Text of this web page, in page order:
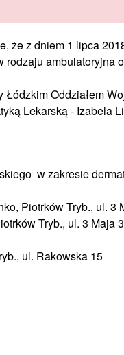
że z dniem 1 lipca
rodzaju ambulatoryjna
Oddziałem
Lekarską - Izabela
w zakresie
Piotrków Tryb., ul. 3
Tryb., ul. 3 Maja
ul. Rakowska 15